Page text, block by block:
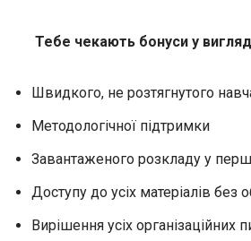
Тебе чекають бонуси у
Швидкого, не розтягнутого
Методологічної підтримки
Завантаженого розкладу у
Доступу до усіх матеріалів без
Вирішення усіх